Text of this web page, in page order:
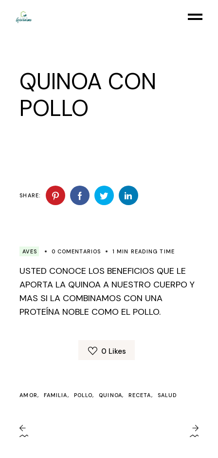
QUINOA CON
POLLO
SHARE:
AVES 0 COMENTARIOS 1 MIN READING TIME
USTED CONOCE LOS BENEFICIOS QUE LE
APORTA LA QUINOA A NUESTRO CUERPO Y
MAS SI LA COMBINAMOS CON UNA
PROTEÍNA NOBLE COMO EL POLLO.
0 Likes
AMOR FAMILIA POLLO QUINOA RECETA SALUD